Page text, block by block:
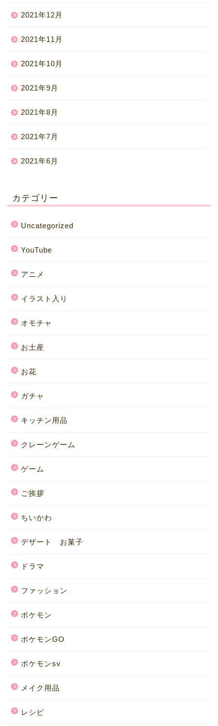
2021年12月
2021年11月
2021年10月
2021年9月
2021年8月
2021年7月
2021年6月
カテゴリー
Uncategorized
YouTube
アニメ
イラスト入り
オモチャ
お土産
お花
ガチャ
キッチン用品
クレーンゲーム
ゲーム
ご挨拶
ちいかわ
デザート お菓子
ドラマ
ファッション
ポケモン
ポケモンGO
ポケモンsv
メイク用品
レシピ